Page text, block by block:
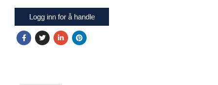
Logg inn for å handle